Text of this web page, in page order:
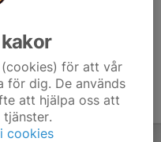
för att vår
för dig. De används
att hjälpa oss att
cookies